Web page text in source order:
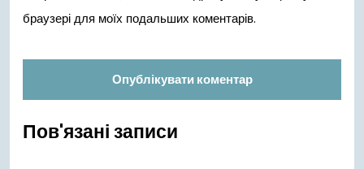
браузері для моїх подальших коментарів.
Пов'язані записи